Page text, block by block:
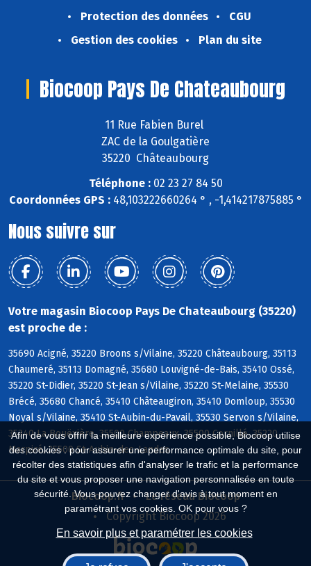
Afin de vous offrir la meilleure expérience possible, Biocoop utilise
des cookies : pour assurer une performance optimale du site, pour
récolter des statistiques afin d'analyser le trafic et la performance
du site et vous proposer une navigation personnalisée en toute
sécurité. Vous pouvez changer d'avis à tout moment en
paramétrant vos cookies. OK pour vous ?
En savoir plus et paramétrer les cookies
Protection des données
CGU
Gestion des cookies
Plan du site
Biocoop Pays De Chateaubourg
11 Rue Fabien Burel
ZAC de la Goulgatière
35220 Châteaubourg
Téléphone :02 23 27 84 50
Coordonnées GPS :48,103222660264 ° , -1,414217875885 °
Nous suivre sur
Votre magasin Biocoop Pays De Chateaubourg (35220)
est proche de :
35690 Acigné, 35220 Broons s/Vilaine, 35220 Châteaubourg, 35113
Chaumeré, 35113 Domagné, 35680 Louvigné-de-Bais, 35410 Ossé,
35220 St-Didier, 35220 St-Jean s/Vilaine, 35220 St-Melaine, 35530
Brécé, 35680 Chancé, 35410 Châteaugiron, 35410 Domloup, 35530
Noyal s/Vilaine, 35410 St-Aubin-du-Pavail, 35530 Servon s/Vilaine,
35340 La Bouëxière, 35500 Champeaux, 35500 Cornillé, 35220
Marpiré, 35500 St-Aubin-des-Landes
Biocoop.fr
Le réseau Biocoop
Copyright Biocoop 2026